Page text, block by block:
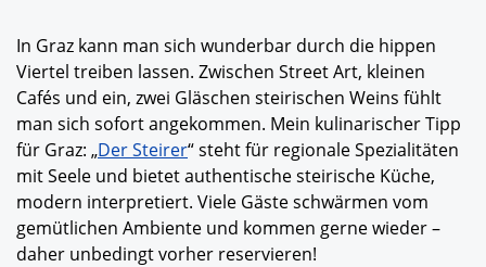
In Graz kann man sich wunderbar durch die hippen
Viertel treiben lassen. Zwischen Street Art, kleinen
Cafés und ein, zwei Gläschen steirischen Weins fühlt
man sich sofort angekommen. Mein kulinarischer Tipp
für Graz: „Der Steirer“steht für regionale Spezialitäten
mit Seele und bietet authentische steirische Küche,
modern interpretiert. Viele Gäste schwärmen vom
gemütlichen Ambiente und kommen gerne wieder –
daher unbedingt vorher reservieren!